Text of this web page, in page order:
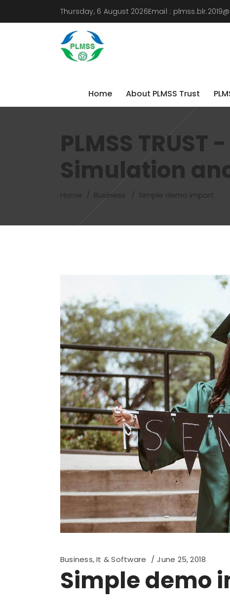
Thursday, 6 August 2026Email :
Home About PLMSS Trust
Home About PLMSS Trust
PLMSS
Simulation
Home / Business / Simple demo import
Business,It & Software June 25, 2018
Simple demo